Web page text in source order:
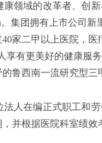
领域的改革者、创
集团拥有上市公司
家二甲以上医院，医
享有更美好的健康服
鲁西南一流研究型三
法人在编正式职工和
并根据医院科室绩效